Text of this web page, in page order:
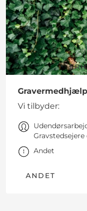
Vi tilbyder:
Andet
ANDET